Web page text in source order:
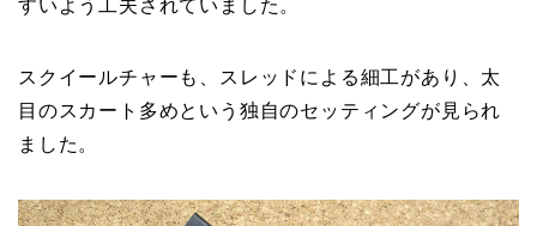
すいよう工夫されていました。
スクイールチャーも、スレッドによる細工があり、太
目のスカート多めという独自のセッティングが見られ
ました。